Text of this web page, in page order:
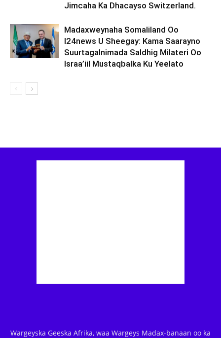
Jimcaha Ka Dhacayso Switzerland.
Madaxweynaha Somaliland Oo
I24news U Sheegay: Kama Saarayno
Suurtagalnimada Saldhig Milateri Oo
Israa’iil Mustaqbalka Ku Yeelato
Wargeyska Geeska Afrika, waa Wargeys Madax-banaan oo ka